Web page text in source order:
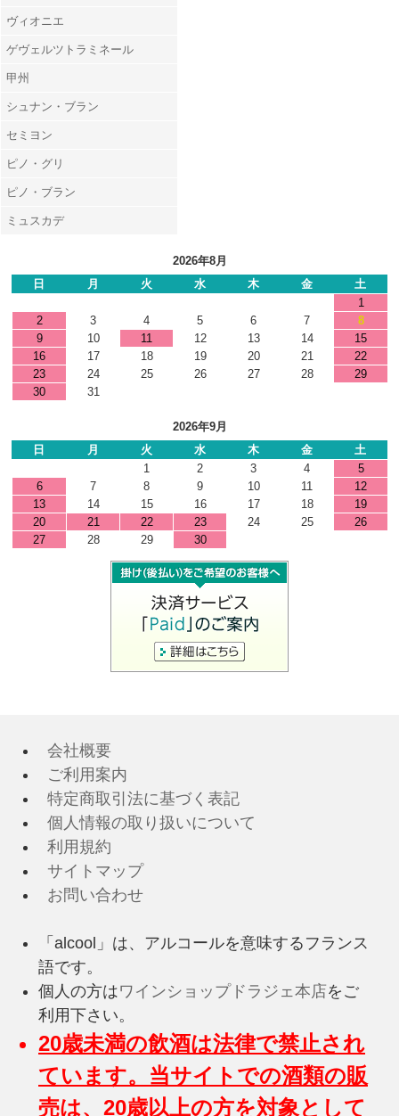
ヴィオニエ
ゲヴェルツトラミネール
甲州
シュナン・ブラン
セミヨン
ピノ・グリ
ピノ・ブラン
ミュスカデ
2026年8月
日
月 火 水 木 金
土
1
2
3 4 5 6 7
8
9
10 11 12 13 14
15
16
17 18 19 20 21
22
23
24 25 26 27 28
29
30
31
2026年9月
日
月 火 水 木 金
土
1
2 3 4
5
6
7 8 9 10 11
12
13
14 15 16 17 18
19
20
21 22 23 24 25
26
27
28 29 30
会社概要
ご利用案内
特定商取引法に基づく表記
個人情報の取り扱いについて
利用規約
サイトマップ
お問い合わせ
「alcool」は、アルコールを意味するフランス
語です。
個人の方はワインショップドラジェ本店をご
利用下さい。
20歳未満の飲酒は法律で禁止され
ています。当サイトでの酒類の販
売は、20歳以上の方を対象として